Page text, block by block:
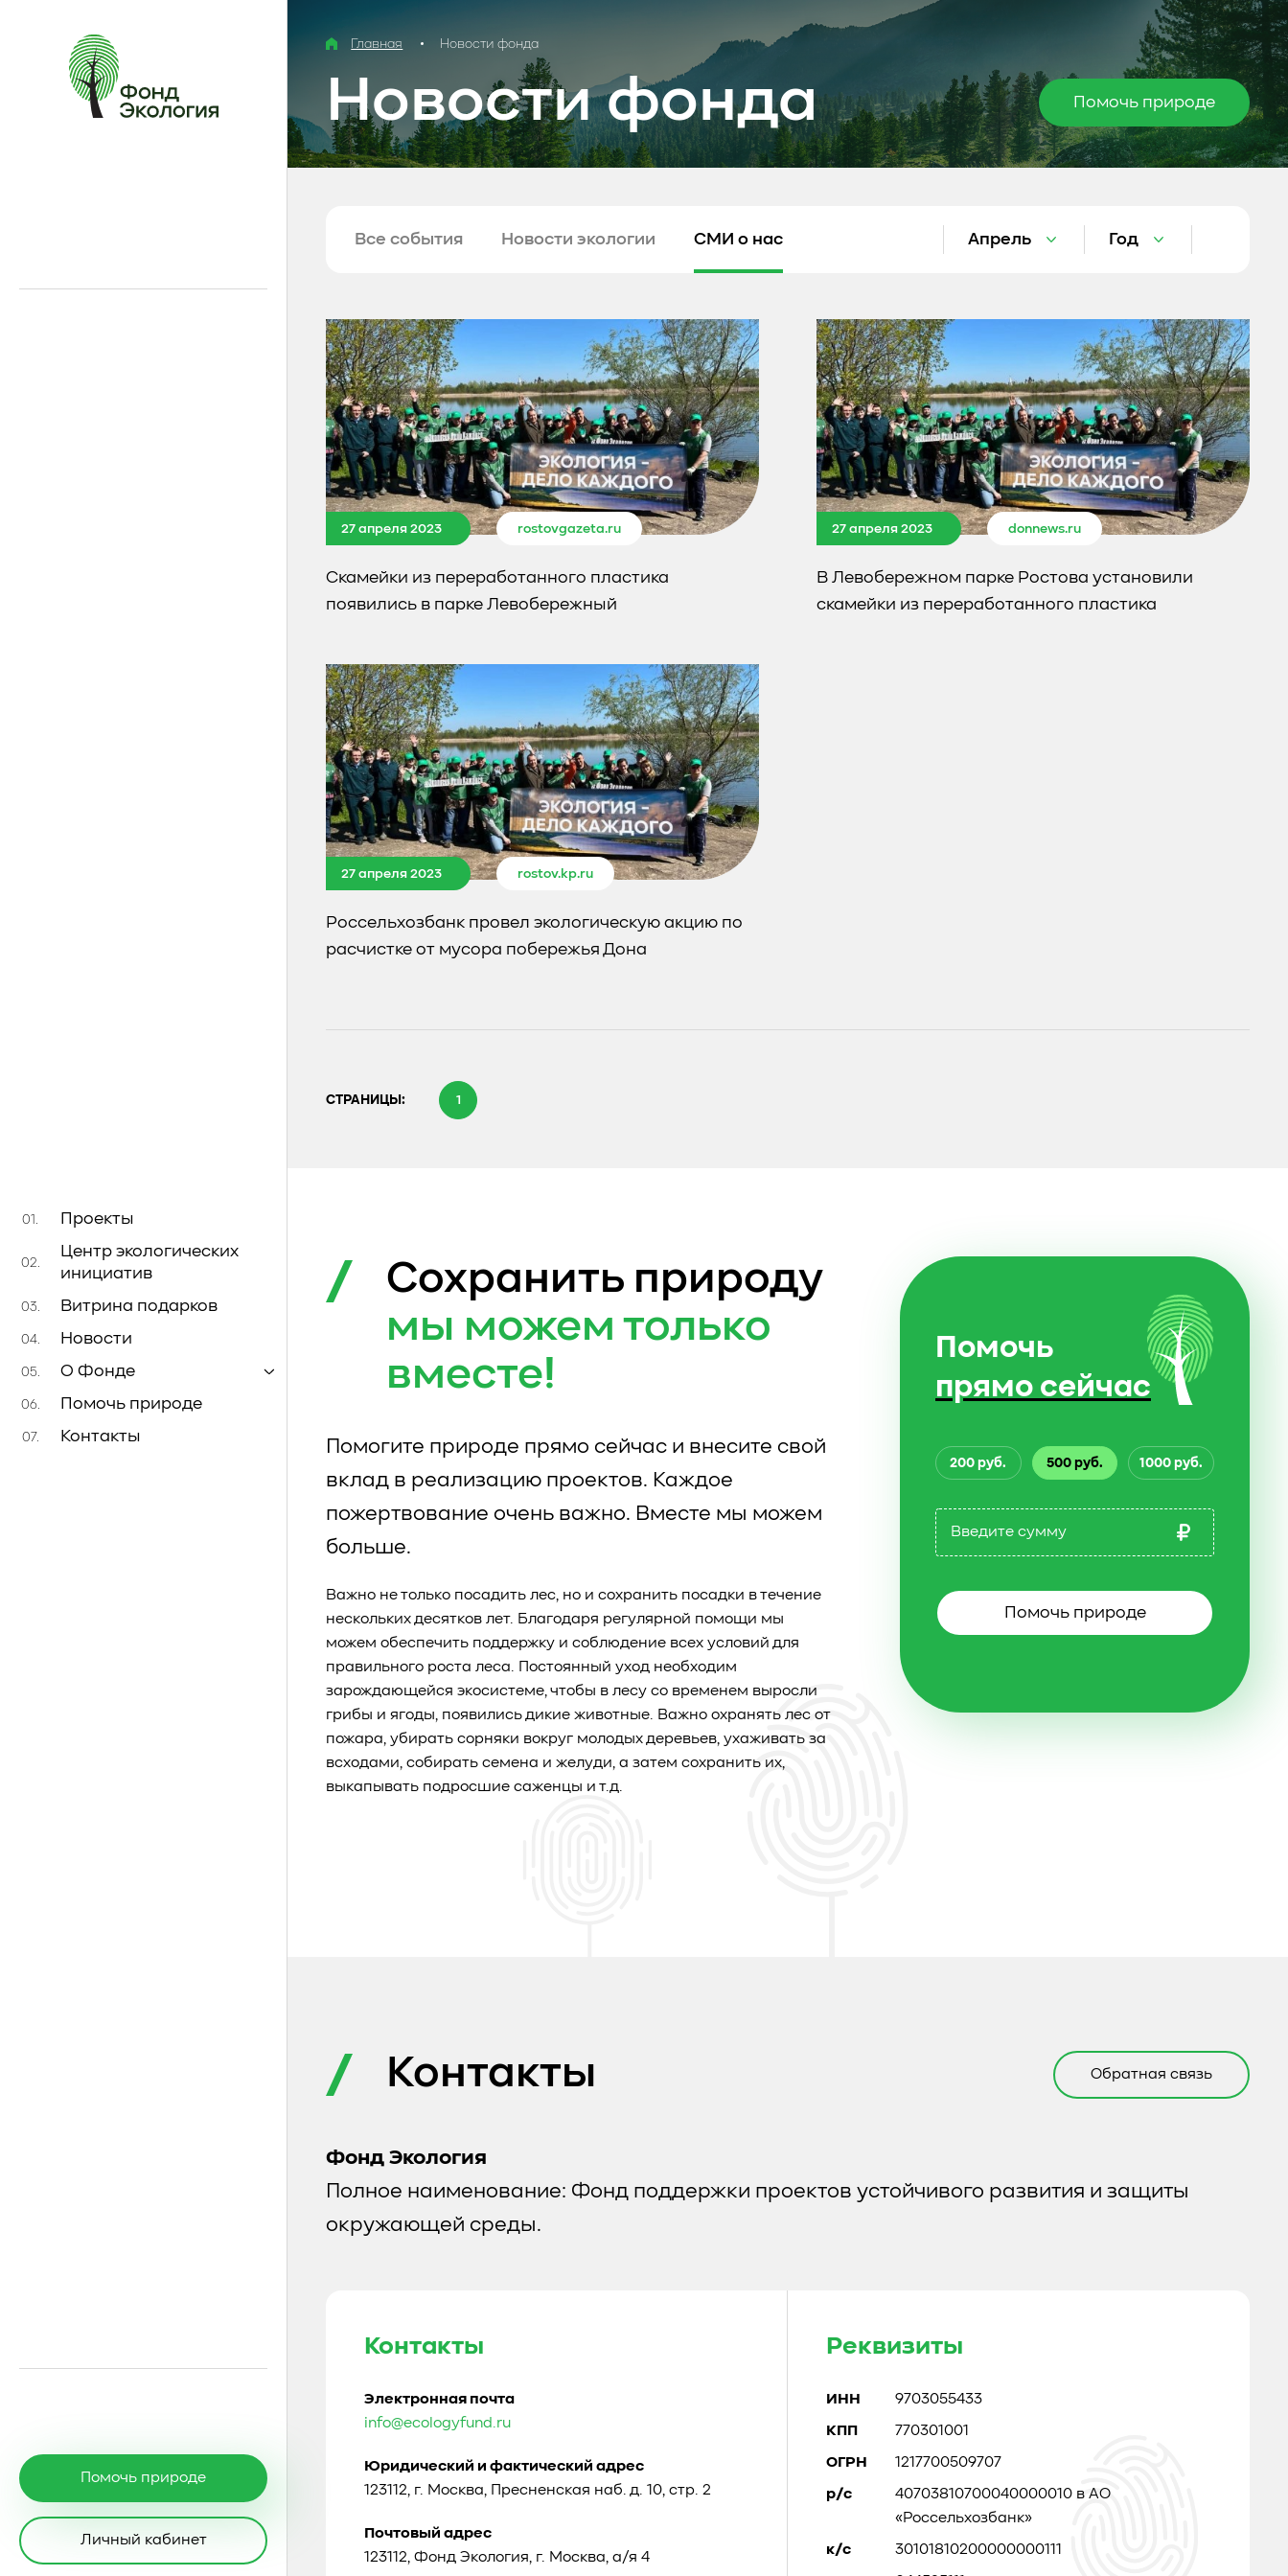
01. Проекты
02.
Центр экологических
инициатив
03. Витрина подарков
04. Новости
05. О Фонде
06. Помочь природе
07. Контакты
Помочь природе
Личный кабинет
Главная Новости фонда
Новости фонда Помочь природе
Все события Новости экологии СМИ о нас Апрель Год
27 апреля 2023 rostovgazeta.ru
Скамейки из переработанного пластика
появились в парке Левобережный
27 апреля 2023 donnews.ru
В Левобережном парке Ростова установили
скамейки из переработанного пластика
27 апреля 2023 rostov.kp.ru
Россельхозбанк провел экологическую акцию по
расчистке от мусора побережья Дона
СТРАНИЦЫ: 1
Сохранить природу
мы можем только
вместе!
Помогите природе прямо сейчас и внесите свой
вклад в реализацию проектов. Каждое
пожертвование очень важно. Вместе мы можем
больше.
Важно не только посадить лес, но и сохранить посадки в течение
нескольких десятков лет. Благодаря регулярной помощи мы
можем обеспечить поддержку и соблюдение всех условий для
правильного роста леса. Постоянный уход необходим
зарождающейся экосистеме, чтобы в лесу со временем выросли
грибы и ягоды, появились дикие животные. Важно охранять лес от
пожара, убирать сорняки вокруг молодых деревьев, ухаживать за
всходами, собирать семена и желуди, а затем сохранить их,
выкапывать подросшие саженцы и т.д.
Помочь
прямо сейчас
200 руб. 500 руб. 1000 руб.
Помочь природе
Контакты Обратная связь
Фонд Экология
Полное наименование: Фонд поддержки проектов устойчивого развития и защиты
окружающей среды.
Контакты
Электронная почта
info@ecologyfund.ru
Юридический и фактический адрес
123112, г. Москва, Пресненская наб. д. 10, стр. 2
Почтовый адрес
123112, Фонд Экология, г. Москва, а/я 4
Реквизиты
ИНН 9703055433
КПП 770301001
ОГРН 1217700509707
р/с
40703810700040000010 в АО
«Россельхозбанк»
к/с 30101810200000000111